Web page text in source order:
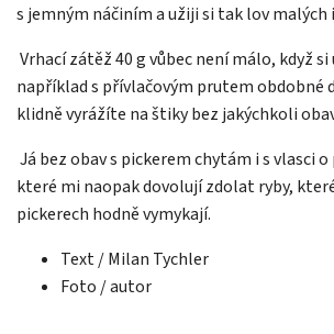
s jemným náčiním a užiji si tak lov malých
Vrhací zátěž 40 g vůbec není málo, když
například s přívlačovým prutem obdobné
klidně vyrážíte na štiky bez jakýchkoli
Já bez obav s pickerem chytám i s vlasci
které mi naopak dovolují zdolat ryby,
pickerech hodně vymykají.
Text / Milan Tychler
Foto / autor